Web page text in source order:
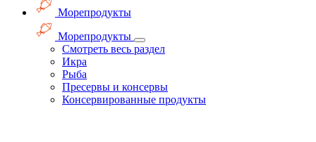
Морепродукты
Морепродукты
Смотреть весь раздел
Икра
Рыба
Пресервы и консервы
Консервированные продукты